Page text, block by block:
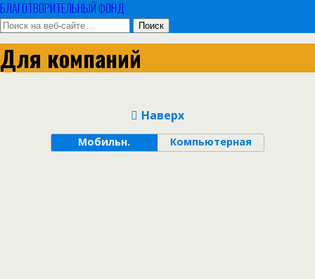
БЛАГОТВОРИТЕЛЬНЫЙ ФОНД
Для компаний
Наверх
Мобильн. Компьютерная